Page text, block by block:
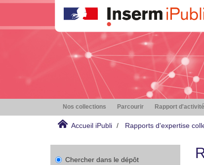
Nos collections Parcourir Rapport d'activité
Accueil iPubli Rapports d'expertise
Chercher dans le dépôt